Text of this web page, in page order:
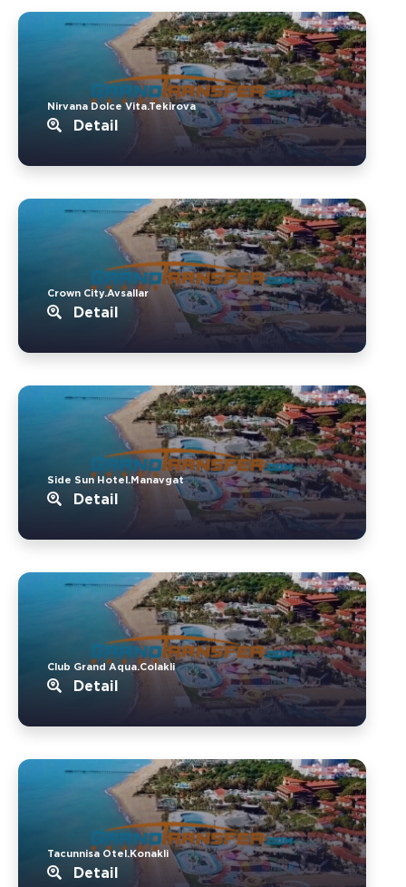
Nirvana Dolce Vita.Tekirova
Detail
Crown City.Avsallar
Detail
Side Sun Hotel.Manavgat
Detail
Club Grand Aqua.Colakli
Detail
Tacunnisa Otel.Konakli
Detail